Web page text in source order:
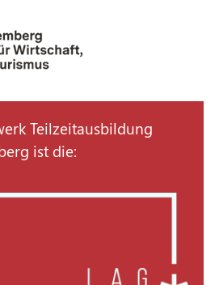
Teilzeitausbildung
ist die: